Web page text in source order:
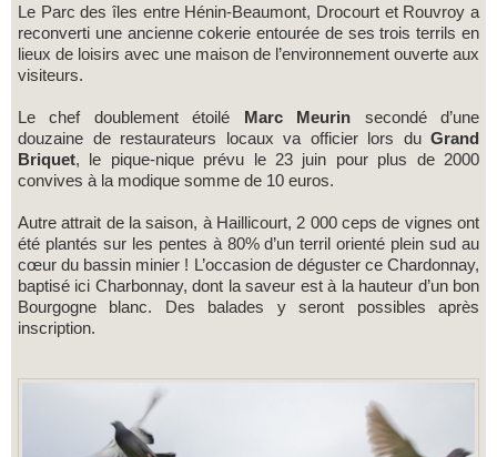
Le Parc des îles entre Hénin-Beaumont, Drocourt et Rouvroy a
reconverti une ancienne cokerie entourée de ses trois terrils en
lieux de loisirs avec une maison de l’environnement ouverte aux
visiteurs.
Le chef doublement étoilé Marc Meurin secondé d’une
douzaine de restaurateurs locaux va officier lors du Grand
Briquet, le pique-nique prévu le 23 juin pour plus de 2000
convives à la modique somme de 10 euros.
Autre attrait de la saison, à Haillicourt, 2 000 ceps de vignes ont
été plantés sur les pentes à 80% d’un terril orienté plein sud au
cœur du bassin minier ! L’occasion de déguster ce Chardonnay,
baptisé ici Charbonnay, dont la saveur est à la hauteur d’un bon
Bourgogne blanc. Des balades y seront possibles après
inscription.